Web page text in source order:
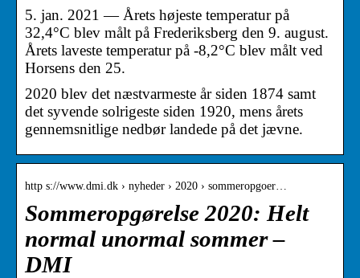
5. jan. 2021 — Årets højeste temperatur på
32,4°C blev målt på Frederiksberg den 9. august.
Årets laveste temperatur på -8,2°C blev målt ved
Horsens den 25.
2020 blev det næstvarmeste år siden 1874 samt
det syvende solrigeste siden 1920, mens årets
gennemsnitlige nedbør landede på det jævne.
http s://www.dmi.dk › nyheder › 2020 › sommeropgoer…
Sommeropgørelse 2020: Helt
normal unormal sommer –
DMI